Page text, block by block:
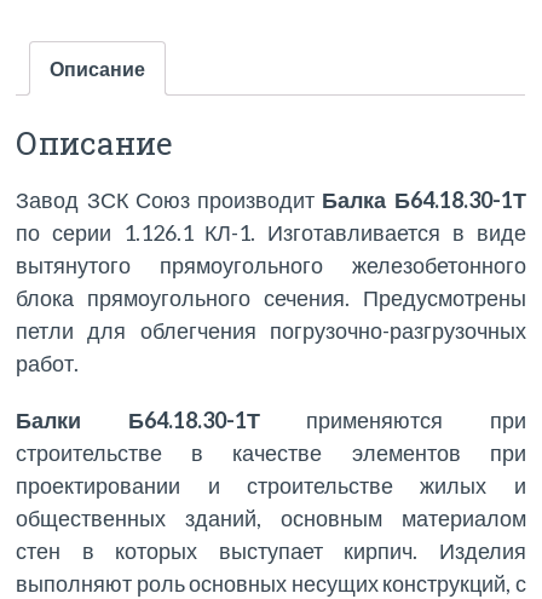
Описание
Описание
Завод ЗСК Союз производит Балка Б64.18.30-1Т
по серии 1.126.1 КЛ-1. Изготавливается в виде
вытянутого прямоугольного железобетонного
блока прямоугольного сечения. Предусмотрены
петли для облегчения погрузочно-разгрузочных
работ.
Балки Б64.18.30-1Тприменяются при
строительстве в качестве элементов при
проектировании и строительстве жилых и
общественных зданий, основным материалом
стен в которых выступает кирпич. Изделия
выполняют роль основных несущих конструкций, с